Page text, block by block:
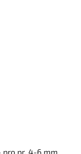
pr. 4-6 mm